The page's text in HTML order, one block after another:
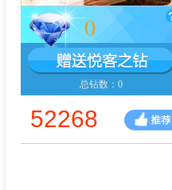
0
总钻数：0
52268